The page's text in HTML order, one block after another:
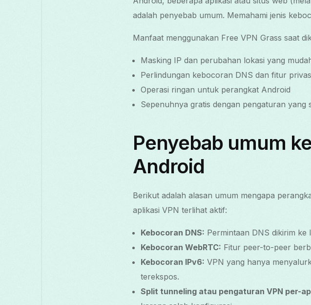
adalah penyebab umum. Memahami jenis
Manfaat menggunakan Free VPN Grass saat
Masking IP dan perubahan lokasi yang
Perlindungan kebocoran DNS dan fitur
Operasi ringan untuk perangkat Android
Sepenuhnya gratis dengan pengaturan yang
Penyebab umum
Android
Berikut adalah alasan umum mengapa
aplikasi VPN terlihat aktif:
Kebocoran DNS: Permintaan DNS dikirim
Kebocoran WebRTC: Fitur peer-to-peer
Kebocoran IPv6: VPN yang hanya
terekspos.
Split tunneling atau pengaturan VPN per-